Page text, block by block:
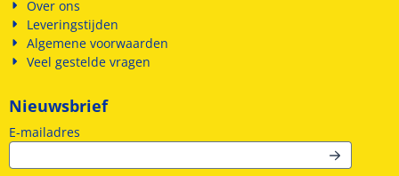
Over ons
Leveringstijden
Algemene voorwaarden
Veel gestelde vragen
Nieuwsbrief
E-mailadres